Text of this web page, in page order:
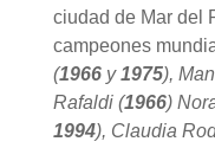
ciudad de Mar del
campeones
(1966y1975),
Rafaldi (1966)
1994), Claudia